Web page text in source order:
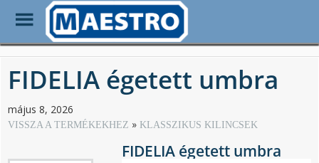
Skip
main
Toggle
Menu
FIDELIA égetett umbra
május 8, 2026
VISSZA A TERMÉKEKHEZ KLASSZIKUS KILINCSEK
FIDELIA égetett umbra